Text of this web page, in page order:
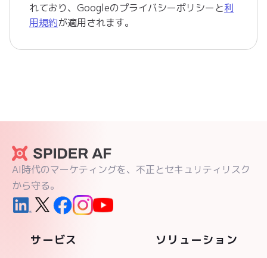
れており、Googleのプライバシーポリシーと利
用規約が適用されます。
AI時代のマーケティングを、不正とセキュリティリスク
から守る。
サービス ソリューション